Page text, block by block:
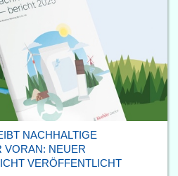
NACHHALTIGE
VORAN: NEUER
VERÖFFENTLICHT